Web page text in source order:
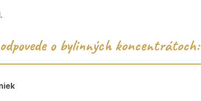
o bylinných koncentrátoch: